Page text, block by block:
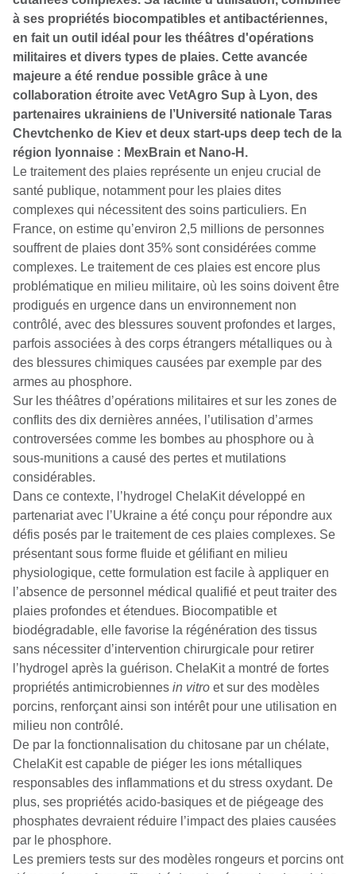
à ses propriétés biocompatibles et antibactériennes,
en fait un outil idéal pour les théâtres d'opérations
militaires et divers types de plaies. Cette avancée
majeure a été rendue possible grâce à une
collaboration étroite avec VetAgro Sup à Lyon, des
partenaires ukrainiens de l’Université nationale Taras
Chevtchenko de Kiev et deux start-ups deep tech de la
région lyonnaise : MexBrain et Nano-H.
Le traitement des plaies représente un enjeu crucial de
santé publique, notamment pour les plaies dites
complexes qui nécessitent des soins particuliers. En
France, on estime qu’environ 2,5 millions de personnes
souffrent de plaies dont 35% sont considérées comme
complexes. Le traitement de ces plaies est encore plus
problématique en milieu militaire, où les soins doivent être
prodigués en urgence dans un environnement non
contrôlé, avec des blessures souvent profondes et larges,
parfois associées à des corps étrangers métalliques ou à
des blessures chimiques causées par exemple par des
armes au phosphore.
Sur les théâtres d’opérations militaires et sur les zones de
conflits des dix dernières années, l’utilisation d’armes
controversées comme les bombes au phosphore ou à
sous-munitions a causé des pertes et mutilations
considérables.
Dans ce contexte, l’hydrogel ChelaKit développé en
partenariat avec l’Ukraine a été conçu pour répondre aux
défis posés par le traitement de ces plaies complexes. Se
présentant sous forme fluide et gélifiant en milieu
physiologique, cette formulation est facile à appliquer en
l’absence de personnel médical qualifié et peut traiter des
plaies profondes et étendues. Biocompatible et
biodégradable, elle favorise la régénération des tissus
sans nécessiter d’intervention chirurgicale pour retirer
l’hydrogel après la guérison. ChelaKit a montré de fortes
propriétés antimicrobiennes in vitro et sur des modèles
porcins, renforçant ainsi son intérêt pour une utilisation en
milieu non contrôlé.
De par la fonctionnalisation du chitosane par un chélate,
ChelaKit est capable de piéger les ions métalliques
responsables des inflammations et du stress oxydant. De
plus, ses propriétés acido-basiques et de piégeage des
phosphates devraient réduire l’impact des plaies causées
par le phosphore.
Les premiers tests sur des modèles rongeurs et porcins ont